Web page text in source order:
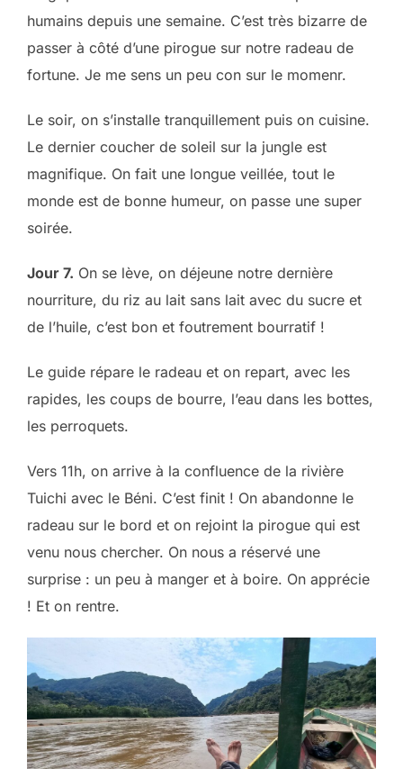
humains depuis une semaine. C’est très bizarre de
passer à côté d’une pirogue sur notre radeau de
fortune. Je me sens un peu con sur le momenr.
Le soir, on s’installe tranquillement puis on cuisine.
Le dernier coucher de soleil sur la jungle est
magnifique. On fait une longue veillée, tout le
monde est de bonne humeur, on passe une super
soirée.
Jour 7. On se lève, on déjeune notre dernière
nourriture, du riz au lait sans lait avec du sucre et
de l’huile, c’est bon et foutrement bourratif !
Le guide répare le radeau et on repart, avec les
rapides, les coups de bourre, l’eau dans les bottes,
les perroquets.
Vers 11h, on arrive à la confluence de la rivière
Tuichi avec le Béni. C’est finit ! On abandonne le
radeau sur le bord et on rejoint la pirogue qui est
venu nous chercher. On nous a réservé une
surprise : un peu à manger et à boire. On apprécie
! Et on rentre.